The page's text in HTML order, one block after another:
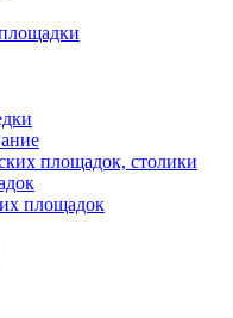
площадок, столики
площадок